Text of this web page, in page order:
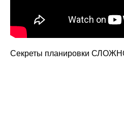
Секреты планировки